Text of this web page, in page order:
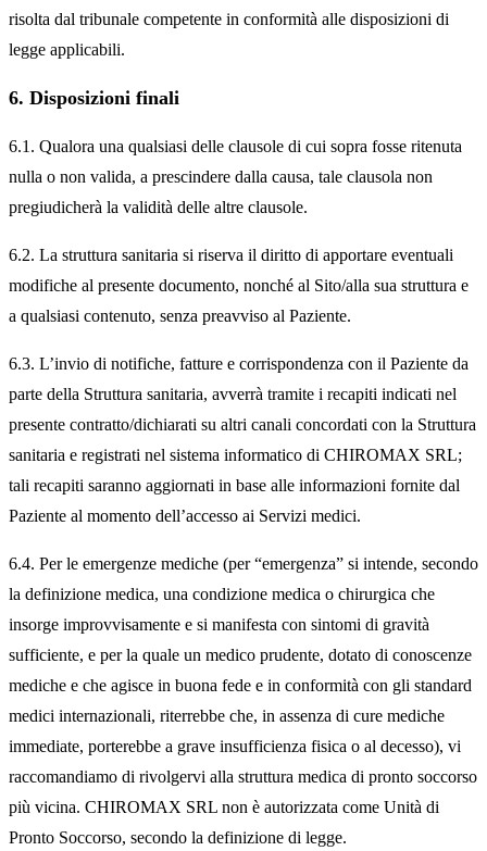
risolta dal tribunale competente in conformità alle disposizioni di
legge applicabili.
6. Disposizioni finali
6.1. Qualora una qualsiasi delle clausole di cui sopra fosse ritenuta
nulla o non valida, a prescindere dalla causa, tale clausola non
pregiudicherà la validità delle altre clausole.
6.2. La struttura sanitaria si riserva il diritto di apportare eventuali
modifiche al presente documento, nonché al Sito/alla sua struttura e
a qualsiasi contenuto, senza preavviso al Paziente.
6.3. L’invio di notifiche, fatture e corrispondenza con il Paziente da
parte della Struttura sanitaria, avverrà tramite i recapiti indicati nel
presente contratto/dichiarati su altri canali concordati con la Struttura
sanitaria e registrati nel sistema informatico di CHIROMAX SRL;
tali recapiti saranno aggiornati in base alle informazioni fornite dal
Paziente al momento dell’accesso ai Servizi medici.
6.4. Per le emergenze mediche (per “emergenza” si intende, secondo
la definizione medica, una condizione medica o chirurgica che
insorge improvvisamente e si manifesta con sintomi di gravità
sufficiente, e per la quale un medico prudente, dotato di conoscenze
mediche e che agisce in buona fede e in conformità con gli standard
medici internazionali, riterrebbe che, in assenza di cure mediche
immediate, porterebbe a grave insufficienza fisica o al decesso), vi
raccomandiamo di rivolgervi alla struttura medica di pronto soccorso
più vicina. CHIROMAX SRL non è autorizzata come Unità di
Pronto Soccorso, secondo la definizione di legge.